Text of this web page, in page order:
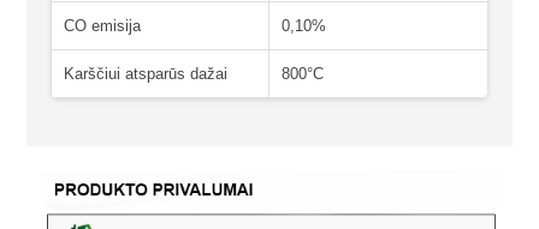
CO emisija 0,10%
Karščiui atsparūs dažai 800°C